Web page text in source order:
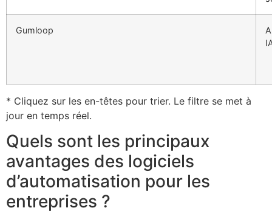
Gumloop
* Cliquez sur les en-têtes pour trier. Le filtre se met à
jour en temps réel.
Quels sont les principaux
avantages des logiciels
d’automatisation pour les
entreprises ?